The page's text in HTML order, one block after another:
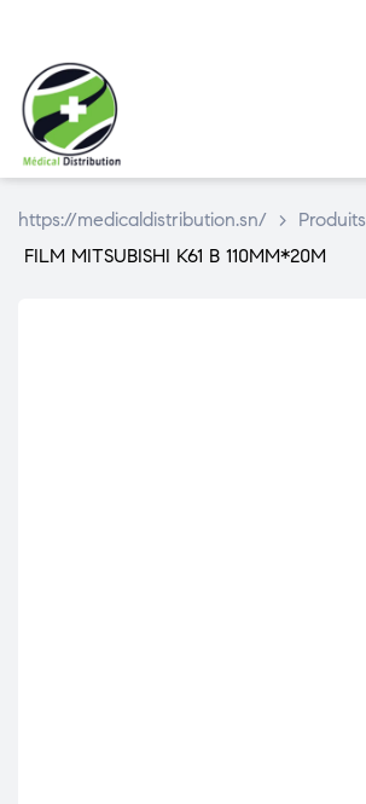
https://medicaldistribution.sn/ > Produits
FILM MITSUBISHI K61 B 110MM*20M